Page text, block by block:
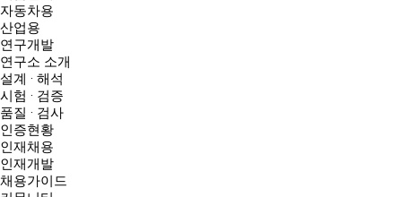
자동차용
산업용
연구개발
연구소 소개
설계 · 해석
시험 · 검증
품질 · 검사
인증현황
인재채용
인재개발
채용가이드